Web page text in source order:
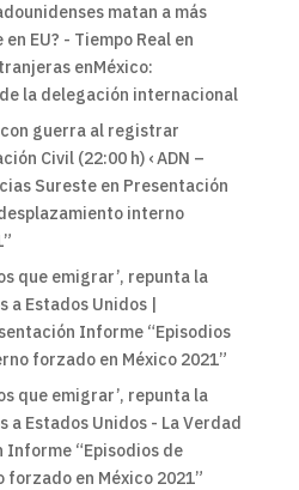
matan a más
EU? - Tiempo Realen
enMéxico:
la delegación internacional
guerra al registrar
Civil (22:00 h) ‹ ADN –
Suresteen Presentación
interno
que emigrar’, repunta la
a Estados Unidos |
Informe “Episodios
forzado en México 2021”
que emigrar’, repunta la
a Estados Unidos - La Verdad
Informe “Episodios de
en México 2021”